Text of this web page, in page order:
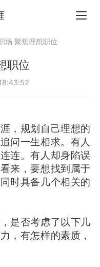
场 聚焦理想职位
职位
规划自己理想的
问一生相求。有人
连。有人却身陷误
来，要想找到属于
时具备几个相关的
是否考虑了以下几
，有怎样的素质，